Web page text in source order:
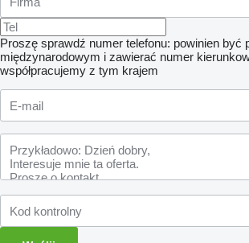
Proszę sprawdź numer telefonu: powinien być
międzynarodowym i zawierać numer
współpracujemy z tym krajem